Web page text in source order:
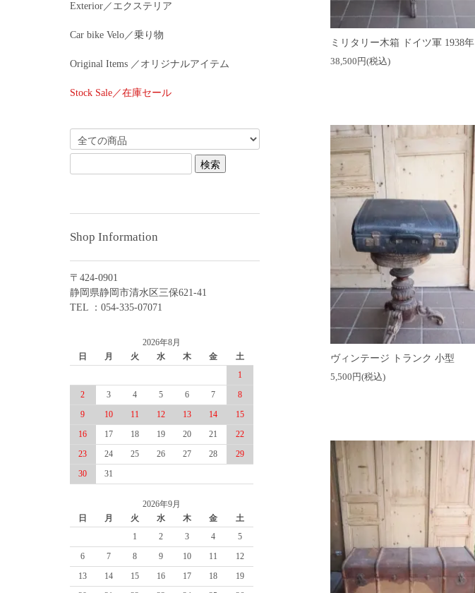
ミリタリー木箱 ドイツ軍 1938年
38,500円(税込)
ヴィンテージ トランク 小型
5,500円(税込)
Exterior／エクステリア
Car bike Velo／乗り物
Original Items ／オリジナルアイテム
Stock Sale／在庫セール
Shop Information
〒424-0901
静岡県静岡市清水区三保621-41
TEL ：054-335-07071
2026年8月
日
月 火 水 木 金
土
1
2
3 4 5 6 7
8
9
10 11 12 13 14
15
16
17 18 19 20 21
22
23
24 25 26 27 28
29
30
31
2026年9月
日
月 火 水 木 金
土
1
2 3 4
5
6
7 8 9 10 11
12
13
14 15 16 17 18
19